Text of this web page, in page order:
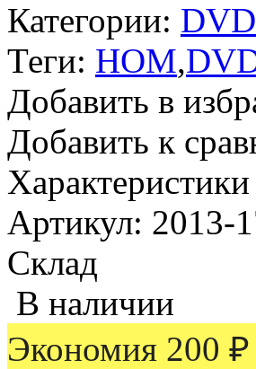
Категории: DVD
Теги: НОМ,
Добавить в
Добавить к
Характеристики
Артикул: 2013-
Склад
В наличии
Экономия 200 ₽